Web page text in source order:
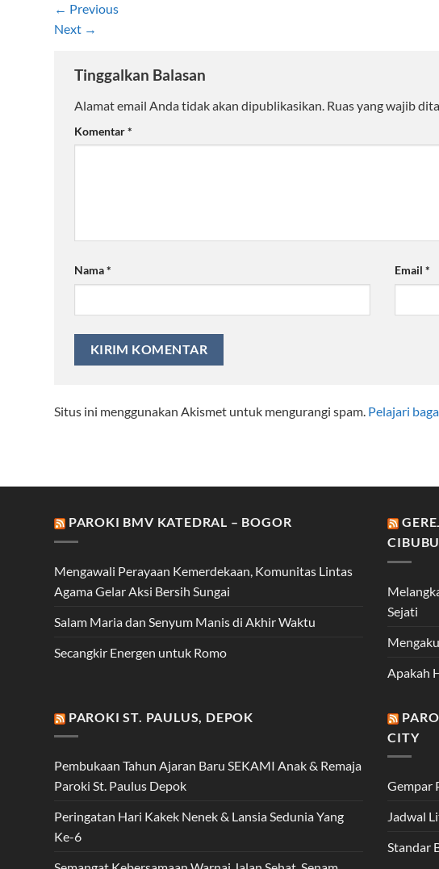
← Previous
Next →
Tinggalkan Balasan
Alamat email Anda tidak akan dipublikasikan. Ruas yang wajib
Komentar*
Nama* Email *
Situs ini menggunakan Akismet untuk mengurangi spam. Pelajari
PAROKI BMV KATEDRAL – BOGOR
Mengawali Perayaan Kemerdekaan, Komunitas Lintas
Agama Gelar Aksi Bersih Sungai
Salam Maria dan Senyum Manis di Akhir Waktu
Secangkir Energen untuk Romo
Sejati
Apakah
PAROKI ST. PAULUS, DEPOK
Pembukaan Tahun Ajaran Baru SEKAMI Anak & Remaja
Paroki St. Paulus Depok
Peringatan Hari Kakek Nenek & Lansia Sedunia Yang
Ke-6
CITY
Gempar
Jadwal
Standar